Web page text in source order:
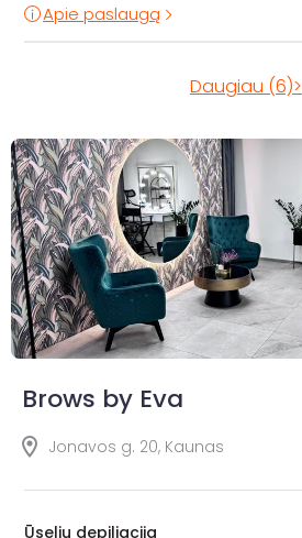
Apie paslaugą
Daugiau (6)>
Brows by Eva
Jonavos g. 20, Kaunas
Ūselių depiliacija